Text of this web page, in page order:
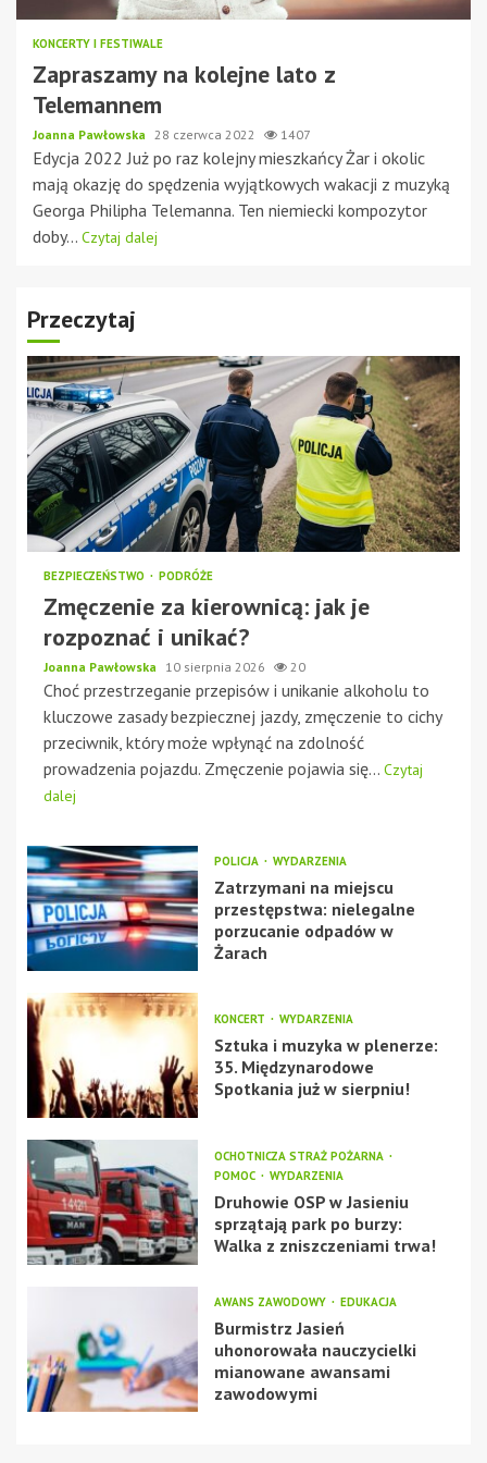
KONCERTY I FESTIWALE
Zapraszamy na kolejne lato z
Telemannem
Joanna Pawłowska 28 czerwca 2022 1407
Edycja 2022 Już po raz kolejny mieszkańcy Żar i okolic
mają okazję do spędzenia wyjątkowych wakacji z muzyką
Georga Philipha Telemanna. Ten niemiecki kompozytor
doby... Czytaj dalej
Przeczytaj
BEZPIECZEŃSTWO PODRÓŻE
Zmęczenie za kierownicą: jak je
rozpoznać i unikać?
Joanna Pawłowska 10 sierpnia 2026 20
Choć przestrzeganie przepisów i unikanie alkoholu to
kluczowe zasady bezpiecznej jazdy, zmęczenie to cichy
przeciwnik, który może wpłynąć na zdolność
prowadzenia pojazdu. Zmęczenie pojawia się... Czytaj
dalej
POLICJA WYDARZENIA
Zatrzymani na miejscu
przestępstwa: nielegalne
porzucanie odpadów w
Żarach
KONCERT WYDARZENIA
Sztuka i muzyka w plenerze:
35. Międzynarodowe
Spotkania już w sierpniu!
OCHOTNICZA STRAŻ POŻARNA
POMOC
WYDARZENIA
Druhowie OSP w Jasieniu
sprzątają park po burzy:
Walka z zniszczeniami trwa!
AWANS ZAWODOWY EDUKACJA
Burmistrz Jasień
uhonorowała nauczycielki
mianowane awansami
zawodowymi